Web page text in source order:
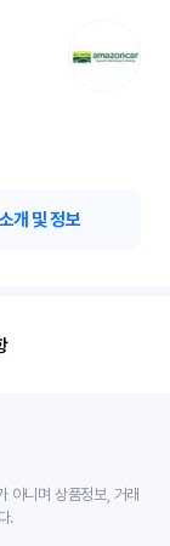
개 및 정보
아니며 상품정보, 거래
.